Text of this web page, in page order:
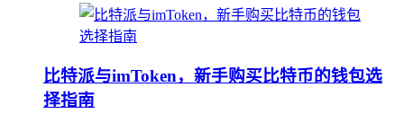
比特派与imToken，新手购买比特币的钱包选
择指南